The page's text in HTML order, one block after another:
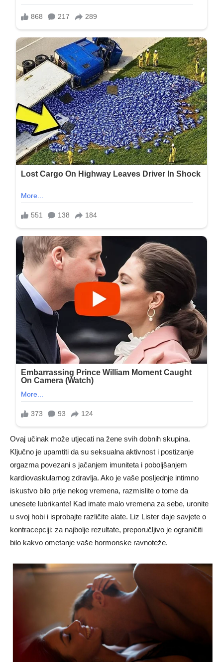
Ovaj učinak može utjecati na žene svih dobnih skupina.
Ključno je upamtiti da su seksualna aktivnost i postizanje
orgazma povezani s jačanjem imuniteta i poboljšanjem
kardiovaskularnog zdravlja. Ako je vaše posljednje intimno
iskustvo bilo prije nekog vremena, razmislite o tome da
unesete lubrikante! Kad imate malo vremena za sebe, uronite
u svoj hobi i isprobajte različite alate. Liz Lister daje savjete o
kontracepciji: za najbolje rezultate, preporučljivo je ograničiti
bilo kakvo ometanje vaše hormonske ravnoteže.